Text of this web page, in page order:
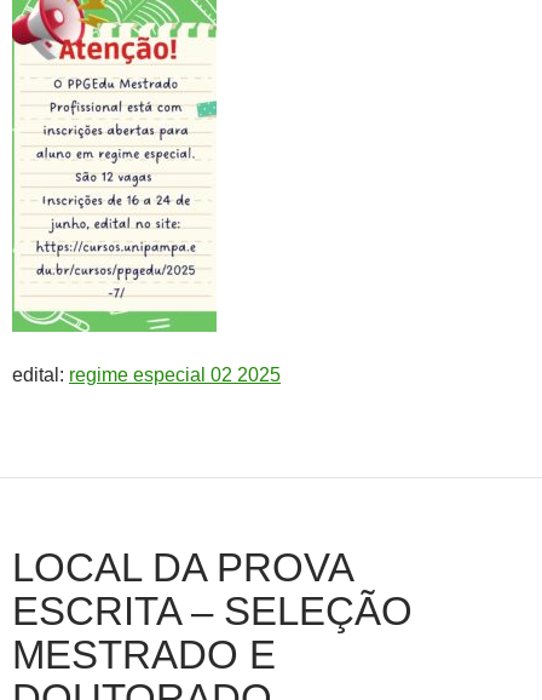
edital: regime especial 02 2025
LOCAL DA PROVA
ESCRITA – SELEÇÃO
MESTRADO E